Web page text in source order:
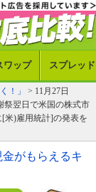
ワップ スプレッド
！」
> 11月27日
祭翌日で米国の株式市
米)雇用統計]の発表を
がもらえるキ